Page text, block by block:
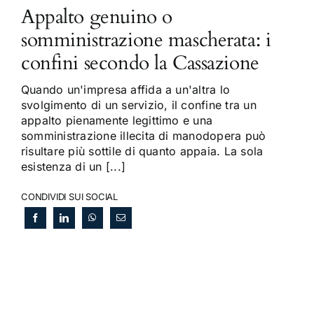
Appalto genuino o
somministrazione mascherata: i
confini secondo la Cassazione
Quando un'impresa affida a un'altra lo
svolgimento di un servizio, il confine tra un
appalto pienamente legittimo e una
somministrazione illecita di manodopera può
risultare più sottile di quanto appaia. La sola
esistenza di un [...]
CONDIVIDI SUI SOCIAL